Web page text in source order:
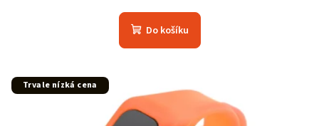
hodnocení
produktu
hvězdiček.
Do košíku
Trvale nízká cena